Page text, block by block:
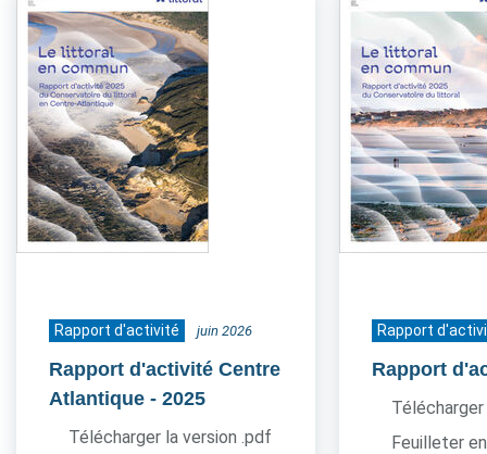
Rapport d'activité juin 2026
Rapport d'activité Centre
Atlantique - 2025
Télécharger la version .pdf
Rapport
Rapport
Feuilleter